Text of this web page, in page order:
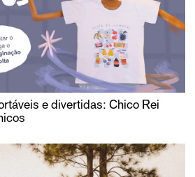
e divertidas: Chico Rei